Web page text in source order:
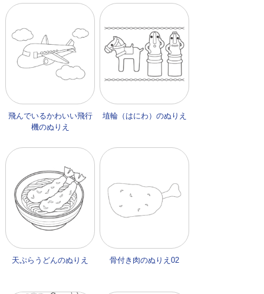
飛んでいるかわいい飛行
機のぬりえ
埴輪（はにわ）のぬりえ
天ぷらうどんのぬりえ 骨付き肉のぬりえ02